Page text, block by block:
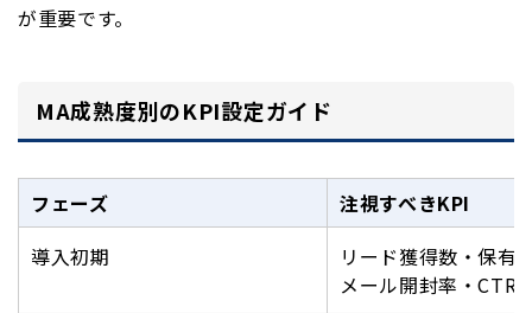
が重要です。
MA成熟度別のKPI設定ガイド
フェーズ
注視すべきKPI
導入初期
リード獲得数・保有
メール開封率・CTR